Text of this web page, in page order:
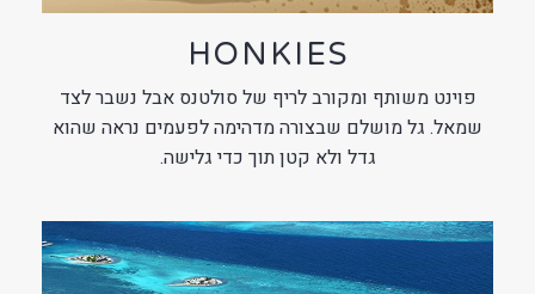
HONKIES
פוינט משותף ומקורב לריף של סולטנס אבל נשבר לצד
שמאל. גל מושלם שבצורה מדהימה לפעמים נראה שהוא
גדל ולא קטן תוך כדי גלישה.